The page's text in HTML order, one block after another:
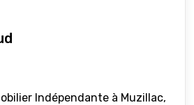
Indépendante à Muzillac,